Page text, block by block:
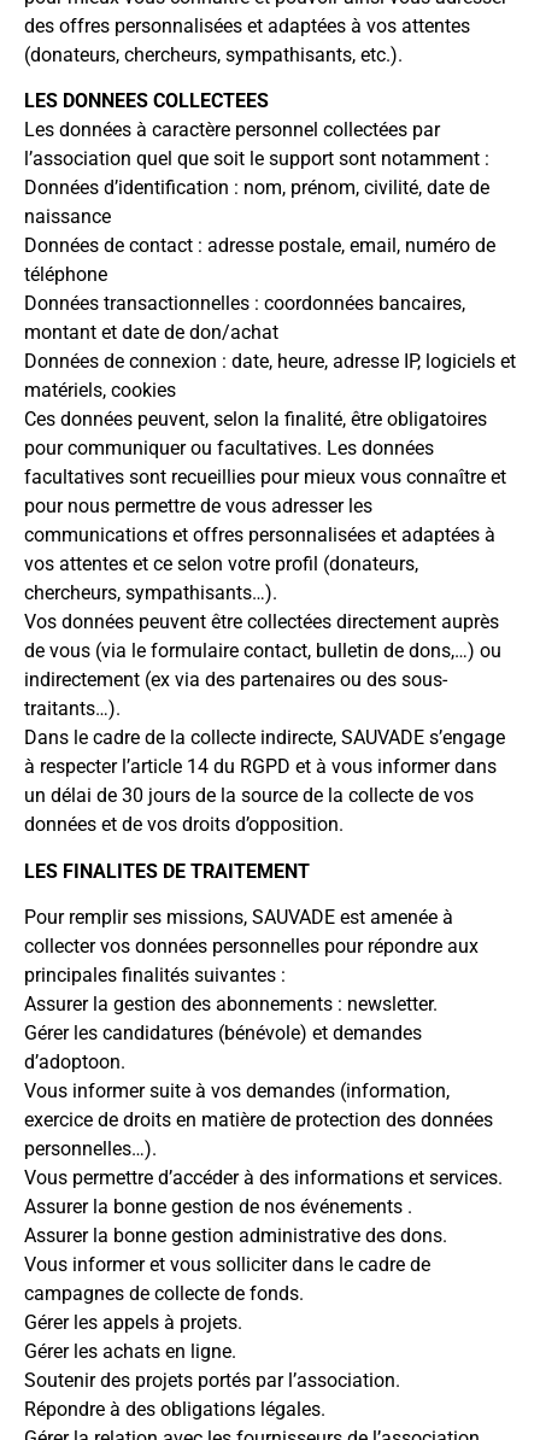
des offres personnalisées et adaptées à vos attentes
(donateurs, chercheurs, sympathisants, etc.).
LES DONNEES COLLECTEES
Les données à caractère personnel collectées par
l’association quel que soit le support sont notamment :
Données d’identification : nom, prénom, civilité, date de
naissance
Données de contact : adresse postale, email, numéro de
téléphone
Données transactionnelles : coordonnées bancaires,
montant et date de don/achat
Données de connexion : date, heure, adresse IP, logiciels et
matériels, cookies
Ces données peuvent, selon la finalité, être obligatoires
pour communiquer ou facultatives. Les données
facultatives sont recueillies pour mieux vous connaître et
pour nous permettre de vous adresser les
communications et offres personnalisées et adaptées à
vos attentes et ce selon votre profil (donateurs,
chercheurs, sympathisants…).
Vos données peuvent être collectées directement auprès
de vous (via le formulaire contact, bulletin de dons,…) ou
indirectement (ex via des partenaires ou des sous-
traitants…).
Dans le cadre de la collecte indirecte, SAUVADE s’engage
à respecter l’article 14 du RGPD et à vous informer dans
un délai de 30 jours de la source de la collecte de vos
données et de vos droits d’opposition.
LES FINALITES DE TRAITEMENT
Pour remplir ses missions, SAUVADE est amenée à
collecter vos données personnelles pour répondre aux
principales finalités suivantes :
Assurer la gestion des abonnements : newsletter.
Gérer les candidatures (bénévole) et demandes
d’adoptoon.
Vous informer suite à vos demandes (information,
exercice de droits en matière de protection des données
personnelles…).
Vous permettre d’accéder à des informations et services.
Assurer la bonne gestion de nos événements .
Assurer la bonne gestion administrative des dons.
Vous informer et vous solliciter dans le cadre de
campagnes de collecte de fonds.
Gérer les appels à projets.
Gérer les achats en ligne.
Soutenir des projets portés par l’association.
Répondre à des obligations légales.